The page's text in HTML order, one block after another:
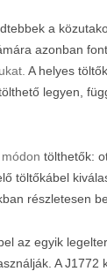
a
azonban
A helyes
legyen,
tölthetők:
töltőkábel
részletesen
az egyik
A